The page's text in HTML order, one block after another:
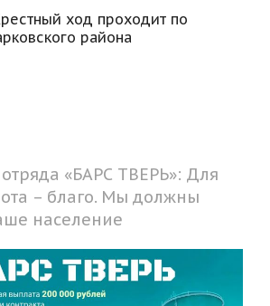
ход проходит по
района
«БАРС ТВЕРЬ»: Для
– благо. Мы должны
население